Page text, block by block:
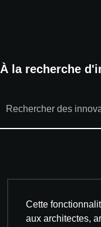
À la recherche
Cette
aux architectes,